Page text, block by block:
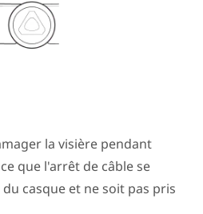
la visière pendant
que l'arrêt de câble se
casque et ne soit pas pris